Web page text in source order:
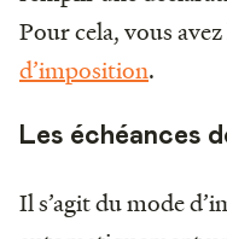
Pour cela, vous
d’imposition.
Les échéances
Il s’agit du mode